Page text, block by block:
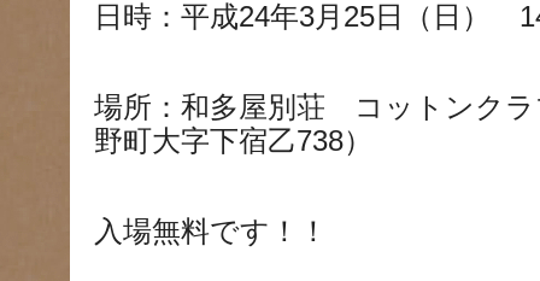
日時：平成24年3月25日（日）
場所：和多屋別荘 コットンク
野町大字下宿乙738）
入場無料です！！